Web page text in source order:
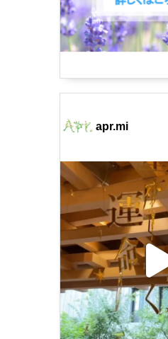
apr.mi